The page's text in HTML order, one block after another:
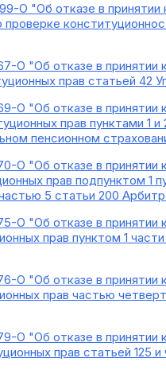
О "Об отказе в принятии
О "Об отказе в
прав статьей 42
О "Об отказе в
прав пунктами 1
пенсионном
О "Об отказе в
прав подпунктом 1
5 статьи 200
О "Об отказе в
прав пунктом 1
О "Об отказе в
прав частью
О "Об отказе в
прав статьей 125